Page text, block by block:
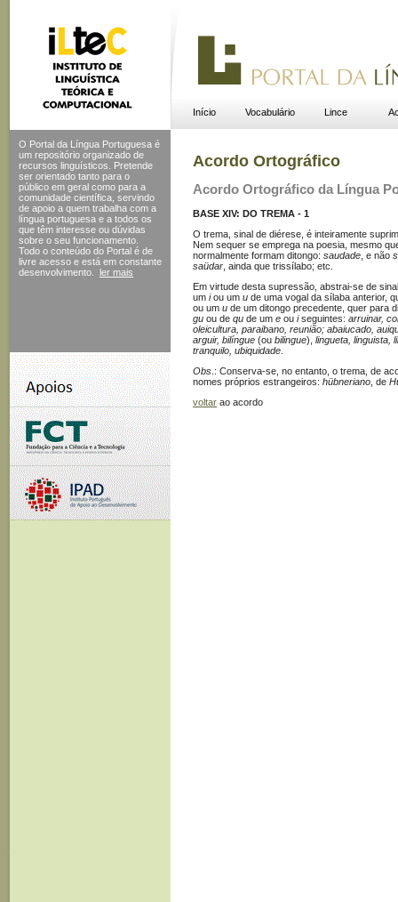
Início Vocabulário Lince
O Portal da Língua Portuguesa é
um repositório organizado de
recursos linguísticos. Pretende
ser orientado tanto para o
público em geral como para a
comunidade científica, servindo
de apoio a quem trabalha com a
língua portuguesa e a todos os
que têm interesse ou dúvidas
sobre o seu funcionamento.
Todo o conteúdo do Portal é de
livre acesso e está em constante
desenvolvimento.
ler mais
Acordo Ortográfico
Acordo Ortográfico da Língua
BASE XIV: DO TREMA - 1
O trema, sinal de diérese, é inteiramente
Nem sequer se emprega na poesia, mesmo
normalmente formam ditongo: saudade , e não
saüdar , ainda que trissílabo; etc.
Em virtude desta supressão, abstrai-se de
um iou um u de uma vogal da sílaba anterior,
ou um u de um ditongo precedente, quer para
gu ou de qu de um e ou iseguintes: arruinar,
oleicultura, paraibano, reunião; abaiucado,
arguir, bilíngue (ou bilingue), lingueta, linguista,
tranquilo, ubiquidade
Obs .: Conserva-se, no entanto, o trema, de
nomes próprios estrangeiros: hübneriano , de
voltar ao acordo